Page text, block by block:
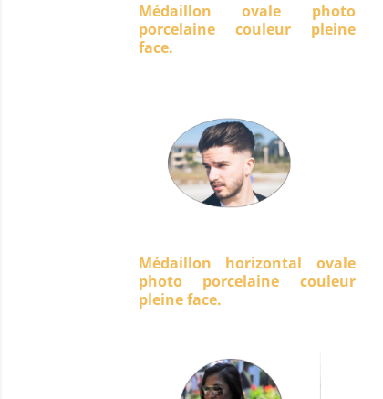
Médaillon ovale photo
porcelaine couleur pleine
face.
Médaillon horizontal ovale
photo porcelaine couleur
pleine face.